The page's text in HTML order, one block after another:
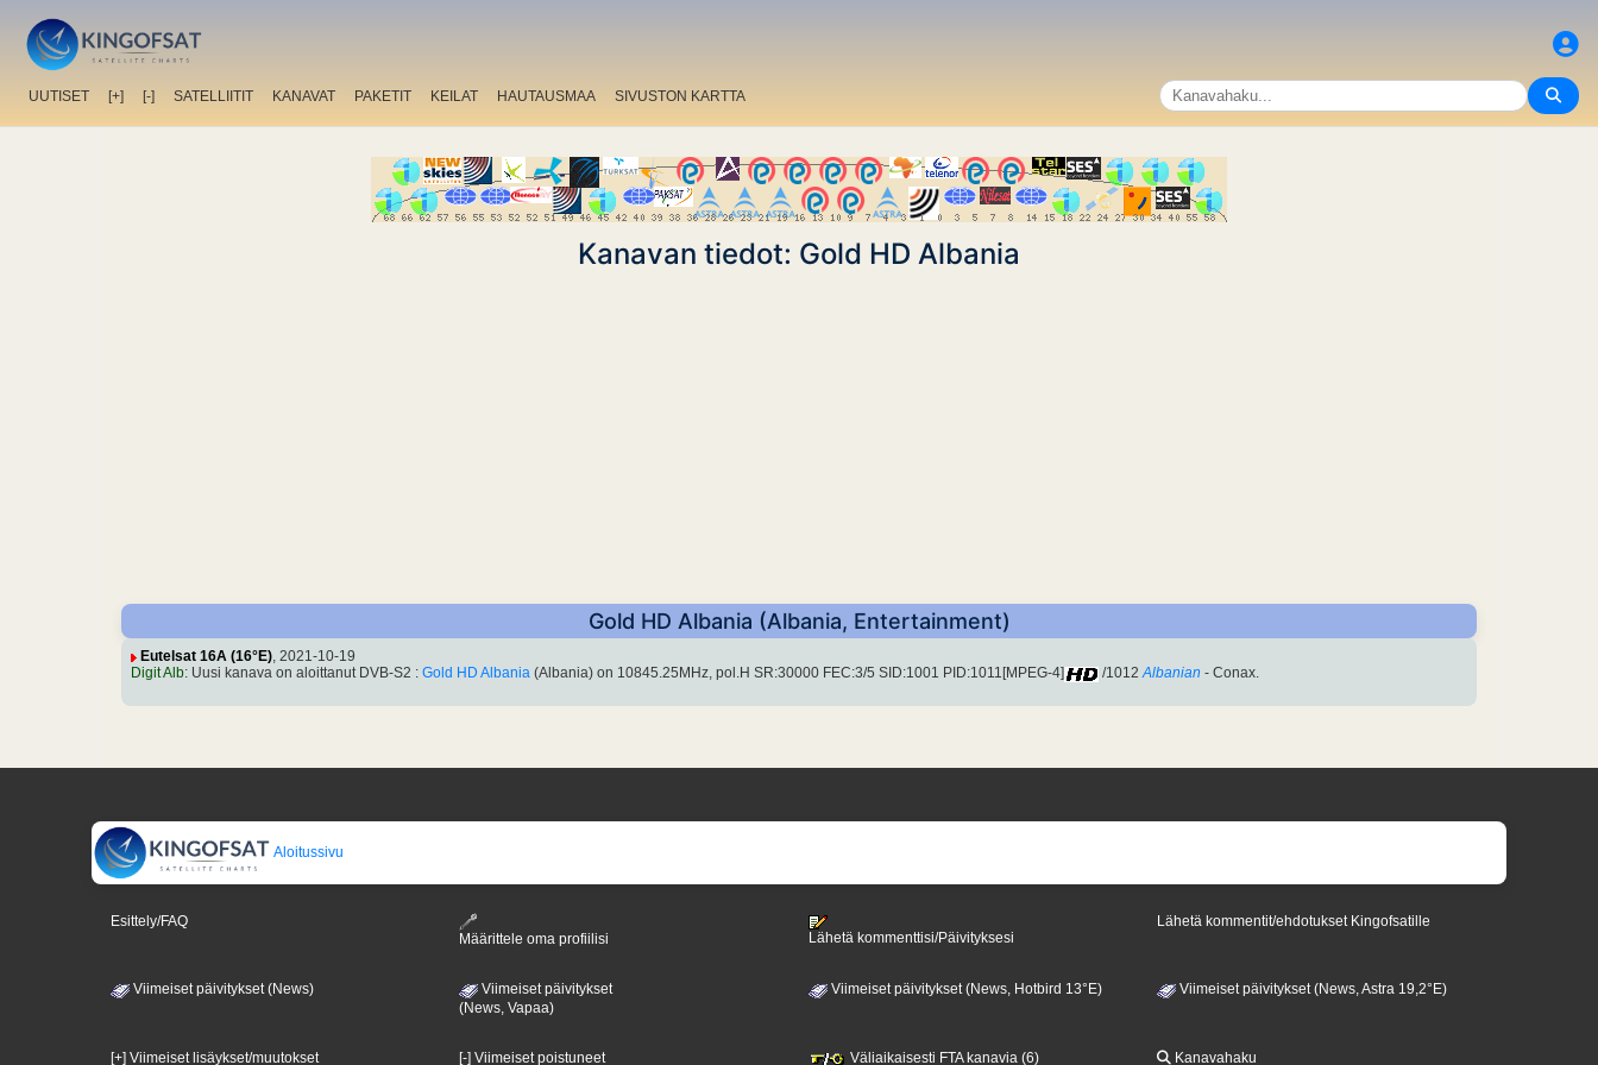
UUTISET [+] [-] SATELLIITIT KANAVAT PAKETIT KEILAT HAUTAUSMAA SIVUSTON KARTTA
Kanavan tiedot: Gold HD Albania
Gold HD Albania (Albania, Entertainment)
Eutelsat 16A (16°E), 2021-10-19
Digit Alb: Uusi kanava on aloittanut DVB-S2 : Gold HD Albania (Albania) on 10845.25MHz, pol.H SR:30000 FEC:3/5 SID:1001 PID:1011[MPEG-4] /1012 Albanian - Conax.
Aloitussivu
Esittely/FAQ
Määrittele oma profiilisi
Lähetä kommenttisi/Päivityksesi
Lähetä kommentit/ehdotukset Kingofsatille
Viimeiset päivitykset (News)
Viimeiset päivitykset
(News, Vapaa)
Viimeiset päivitykset (News, Hotbird 13°E) Viimeiset päivitykset (News, Astra 19,2°E)
[+] Viimeiset lisäykset/muutokset [-] Viimeiset poistuneet Väliaikaisesti FTA kanavia (6) Kanavahaku